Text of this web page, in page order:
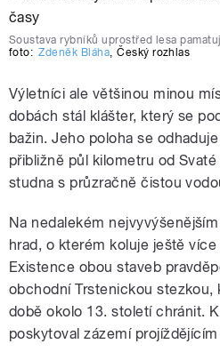
Soustava rybníků uprostřed lesa
foto: Zdeněk Bláha ,Český rozhlas
Výletníci ale většinou minou
dobách stál klášter, který se
bažin. Jeho poloha se
přibližně půl kilometru od
studna s průzračně čistou
Na nedalekém
hrad, o kterém koluje ještě
Existence obou staveb
obchodní Trstenickou stezkou,
době okolo 13. století chránit.
poskytoval zázemí